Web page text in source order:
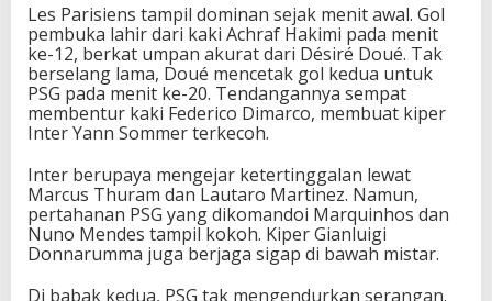
Les Parisiens tampil dominan sejak menit awal. Gol
pembuka lahir dari kaki Achraf Hakimi pada menit
ke-12, berkat umpan akurat dari Désiré Doué. Tak
berselang lama, Doué mencetak gol kedua untuk
PSG pada menit ke-20. Tendangannya sempat
membentur kaki Federico Dimarco, membuat kiper
Inter Yann Sommer terkecoh.
Inter berupaya mengejar ketertinggalan lewat
Marcus Thuram dan Lautaro Martinez. Namun,
pertahanan PSG yang dikomandoi Marquinhos dan
Nuno Mendes tampil kokoh. Kiper Gianluigi
Donnarumma juga berjaga sigap di bawah mistar.
Di babak kedua, PSG tak mengendurkan serangan.